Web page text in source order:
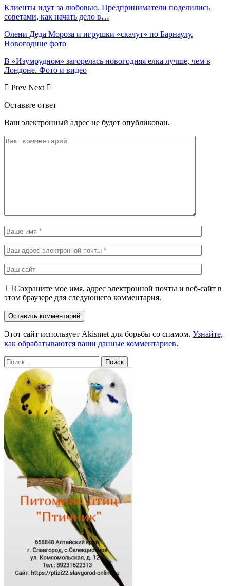
Клиенты идут за любовью. Предприниматели поделились
советами, как начать дело в…
Олени Деда Мороза и игрушки «скачут» по Барнаулу.
Новогодние фото
В «Изумрудном» загорелась новогодняя елка лучше, чем в
Лондоне. Фото и видео
Prev Next
Оставьте ответ
Ваш электронный адрес не будет опубликован.
Сохраните мое имя, адрес электронной почты и веб-сайт в
этом браузере для следующего комментария.
Этот сайт использует Akismet для борьбы со спамом. Узнайте,
как обрабатываются ваши данные комментариев.